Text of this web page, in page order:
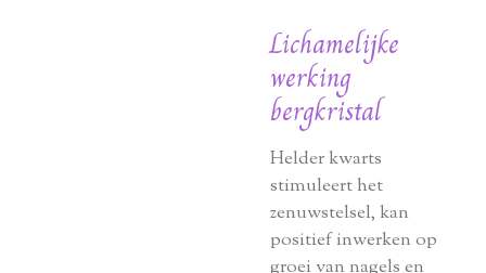
Lichamelijke
werking
bergkristal
Helder kwarts
stimuleert het
zenuwstelsel, kan
positief inwerken op
groei van nagels en